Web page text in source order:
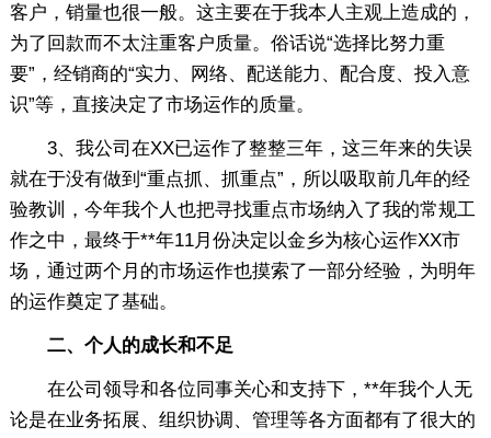
客户，销量也很一般。这主要在于我本人主观上造成的，
为了回款而不太注重客户质量。俗话说“选择比努力重
要”，经销商的“实力、网络、配送能力、配合度、投入意
识”等，直接决定了市场运作的质量。
3、我公司在XX已运作了整整三年，这三年来的失误
就在于没有做到“重点抓、抓重点”，所以吸取前几年的经
验教训，今年我个人也把寻找重点市场纳入了我的常规工
作之中，最终于**年11月份决定以金乡为核心运作XX市
场，通过两个月的市场运作也摸索了一部分经验，为明年
的运作奠定了基础。
二、个人的成长和不足
在公司领导和各位同事关心和支持下，**年我个人无
论是在业务拓展、组织协调、管理等各方面都有了很大的